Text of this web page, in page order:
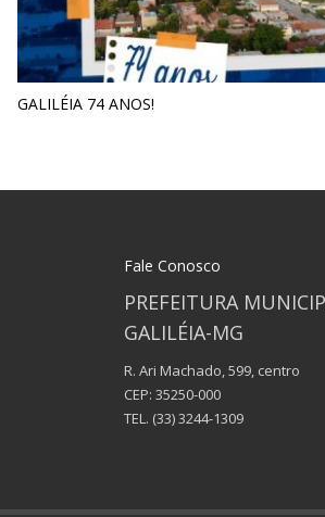
GALILÉIA 74 ANOS!
Fale Conosco
PREFEITURA
GALILÉIA-MG
R. Ari Machado, 599, centro
CEP: 35250-000
TEL. (33) 3244-1309